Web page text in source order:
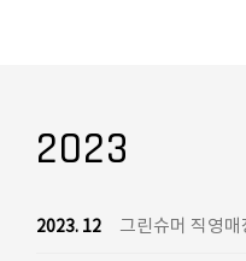
2023
2023. 12 그린슈머 직영